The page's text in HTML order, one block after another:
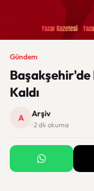
Gündem
Başakşehir'de
Kaldı
A Arşiv
· 2 dk okuma